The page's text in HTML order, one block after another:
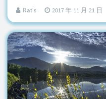
Rat's 2017 年 11 月 21 日